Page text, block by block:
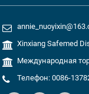
Xinxiang Safemed
Международная
Телефон: 0086-